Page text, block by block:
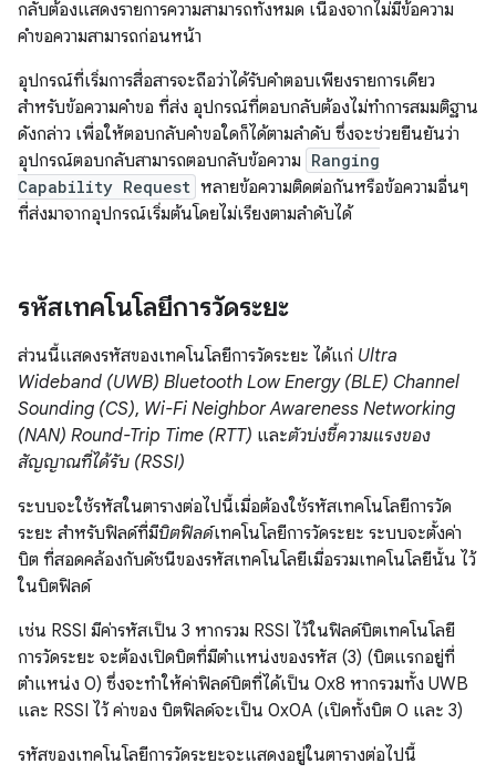
กลับต้องแสดงรายการความสามารถทั้งหมด เนื่องจากไม่มีข้อความ
คำขอความสามารถก่อนหน้า
อุปกรณ์ที่เริ่มการสื่อสารจะถือว่าได้รับคำตอบเพียงรายการเดียว
สำหรับข้อความคำขอ ที่ส่ง อุปกรณ์ที่ตอบกลับต้องไม่ทำการสมมติฐาน
ดังกล่าว เพื่อให้ตอบกลับคำขอใดก็ได้ตามลำดับ ซึ่งจะช่วยยืนยันว่า
อุปกรณ์ตอบกลับสามารถตอบกลับข้อความ Ranging
Capability Request หลายข้อความติดต่อกันหรือข้อความอื่นๆ
ที่ส่งมาจากอุปกรณ์เริ่มต้นโดยไม่เรียงตามลำดับได้
รหัสเทคโนโลยีการวัดระยะ
ส่วนนี้แสดงรหัสของเทคโนโลยีการวัดระยะ ได้แก่ Ultra
Wideband (UWB) Bluetooth Low Energy (BLE) Channel
Sounding (CS), Wi-Fi Neighbor Awareness Networking
(NAN) Round-Trip Time (RTT) และตัวบ่งชี้ความแรงของ
สัญญาณที่ได้รับ (RSSI)
ระบบจะใช้รหัสในตารางต่อไปนี้เมื่อต้องใช้รหัสเทคโนโลยีการวัด
ระยะ สำหรับฟิลด์ที่มีบิตฟิลด์เทคโนโลยีการวัดระยะ ระบบจะตั้งค่า
บิต ที่สอดคล้องกับดัชนีของรหัสเทคโนโลยีเมื่อรวมเทคโนโลยีนั้น ไว้
ในบิตฟิลด์
เช่น RSSI มีค่ารหัสเป็น 3 หากรวม RSSI ไว้ในฟิลด์บิตเทคโนโลยี
การวัดระยะ จะต้องเปิดบิตที่มีตำแหน่งของรหัส (3) (บิตแรกอยู่ที่
ตำแหน่ง 0) ซึ่งจะทำให้ค่าฟิลด์บิตที่ได้เป็น 0x8 หากรวมทั้ง UWB
และ RSSI ไว้ ค่าของ บิตฟิลด์จะเป็น 0x0A (เปิดทั้งบิต 0 และ 3)
รหัสของเทคโนโลยีการวัดระยะจะแสดงอยู่ในตารางต่อไปนี้